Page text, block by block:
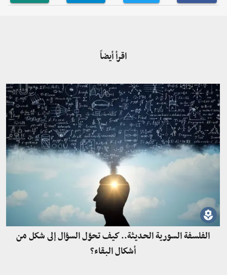
اقرأ أيضاً
الفلسفة السورية الحديثة.. كيف تحوّل السؤال إلى شكل من
أشكال البقاء؟